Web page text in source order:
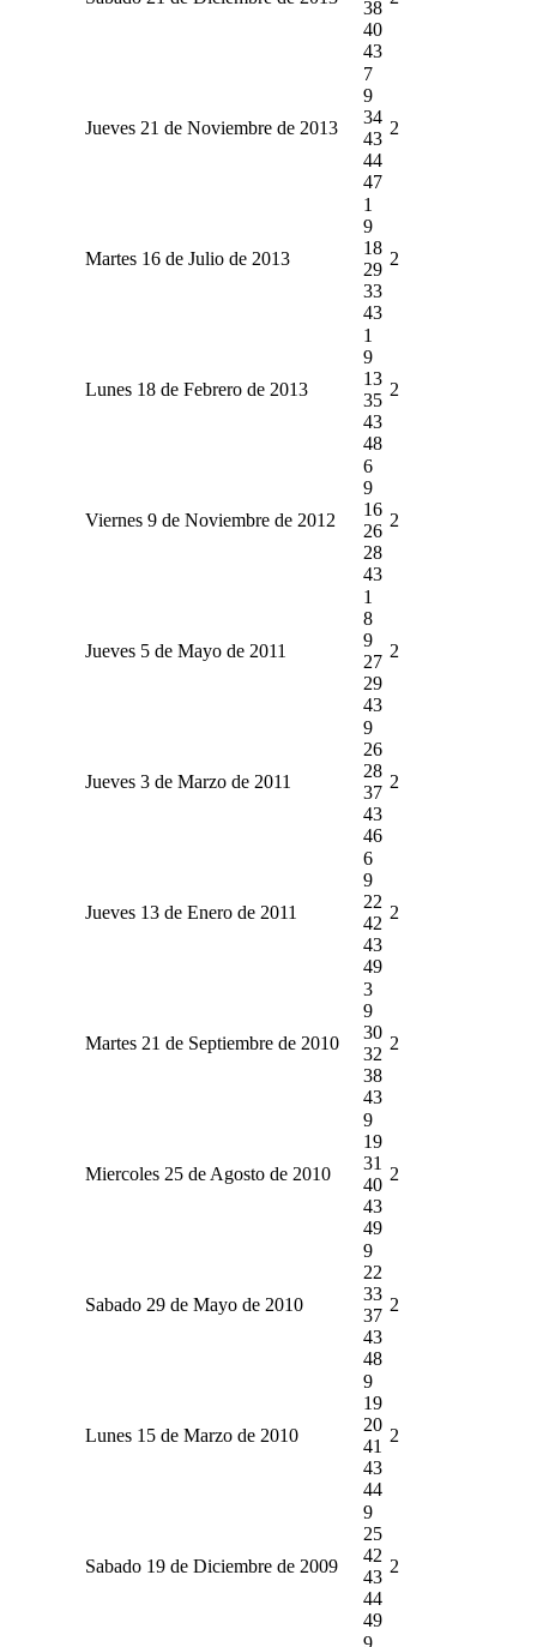
38
40
43
Jueves 21 de Noviembre de 2013
7
9
34
43
44
47
2
Martes 16 de Julio de 2013
1
9
18
29
33
43
2
Lunes 18 de Febrero de 2013
1
9
13
35
43
48
2
Viernes 9 de Noviembre de 2012
6
9
16
26
28
43
2
Jueves 5 de Mayo de 2011
1
8
9
27
29
43
2
Jueves 3 de Marzo de 2011
9
26
28
37
43
46
2
Jueves 13 de Enero de 2011
6
9
22
42
43
49
2
Martes 21 de Septiembre de 2010
3
9
30
32
38
43
2
Miercoles 25 de Agosto de 2010
9
19
31
40
43
49
2
Sabado 29 de Mayo de 2010
9
22
33
37
43
48
2
Lunes 15 de Marzo de 2010
9
19
20
41
43
44
2
Sabado 19 de Diciembre de 2009
9
25
42
43
44
49
2
9